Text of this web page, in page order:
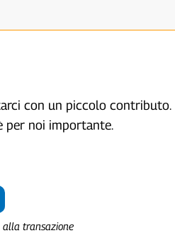
con un piccolo contributo.
per noi importante.
alla transazione